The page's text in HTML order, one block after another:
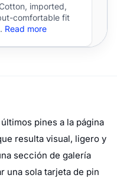
pines a la página
resulta visual, ligero y
sección de galería
una sola tarjeta de pin